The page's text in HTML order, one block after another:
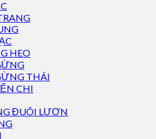
HEO
THÁI
CHI
ĐUÔI LƯƠN